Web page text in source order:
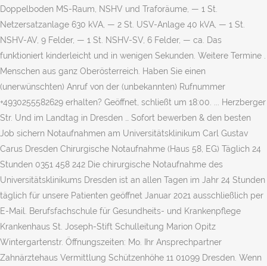
Doppelboden MS-Raum, NSHV und Traforäume, — 1 St.
Netzersatzanlage 630 kVA, — 2 St. USV-Anlage 40 kVA, — 1 St.
NSHV-AV, 9 Felder, — 1 St. NSHV-SV, 6 Felder, — ca. Das
funktioniert kinderleicht und in wenigen Sekunden. Weitere Termine .
Menschen aus ganz Oberösterreich. Haben Sie einen
(unerwünschten) Anruf von der (unbekannten) Rufnummer
+4930255582629 erhalten? Geöffnet, schließt um 18:00. ... Herzberger
Str. Und im Landtag in Dresden … Sofort bewerben & den besten
Job sichern Notaufnahmen am Universitätsklinikum Carl Gustav
Carus Dresden Chirurgische Notaufnahme (Haus 58, EG) Täglich 24
Stunden 0351 458 242 Die chirurgische Notaufnahme des
Universitätsklinikums Dresden ist an allen Tagen im Jahr 24 Stunden
täglich für unsere Patienten geöffnet Januar 2021 ausschließlich per
E-Mail. Berufsfachschule für Gesundheits- und Krankenpflege
Krankenhaus St. Joseph-Stift Schulleitung Marion Opitz
Wintergartenstr. Öffnungszeiten: Mo. Ihr Ansprech­partner
Zahnärztehaus Vermittlung Schützenhöhe 11 01099 Dresden. Wenn